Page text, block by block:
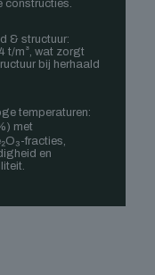
constructies.
& structuur:
t/m³, wat zorgt
bij herhaald
temperaturen:
met
fracties,
en